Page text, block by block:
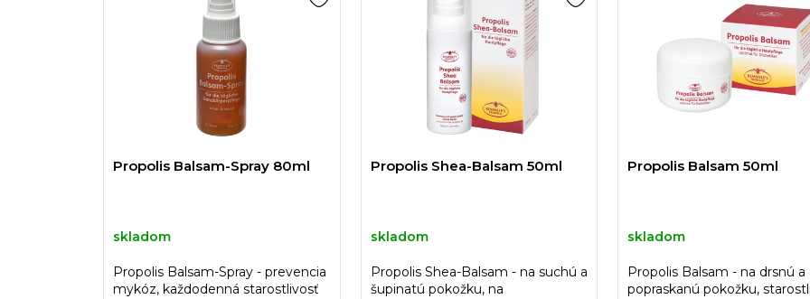
Propolis Balsam-Spray 80ml
skladom
Propolis Balsam-Spray - prevencia
mykóz, každodenná starostlivosť
Propolis Shea-Balsam 50ml
skladom
Propolis Shea-Balsam - na suchú a
šupinatú pokožku, na
Propolis Balsam 50ml
skladom
Propolis Balsam - na drsnú a
popraskanú pokožku,